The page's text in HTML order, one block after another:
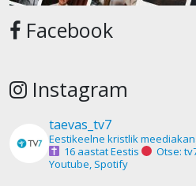
Facebook
Instagram
taevas_tv7
Eestikeelne kristlik
16 aastat Eestis
Otse:
Youtube, Spotify